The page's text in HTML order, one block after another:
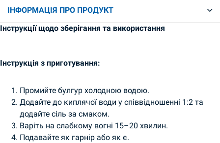
ІНФОРМАЦІЯ ПРО ПРОДУКТ
Інструкції щодо зберігання та використання
Інструкція з приготування:
Промийте булгур холодною водою.
Додайте до киплячої води у співвідношенні 1:2 та
додайте сіль за смаком.
Варіть на слабкому вогні 15–20 хвилин.
Подавайте як гарнір або як є.